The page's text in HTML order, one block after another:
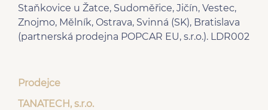
Staňkovice u Žatce, Sudoměřice, Jičín, Vestec,
Znojmo, Mělník, Ostrava, Svinná (SK), Bratislava
(partnerská prodejna POPCAR EU, s.r.o.). LDR002
Prodejce
TANATECH, s.r.o.